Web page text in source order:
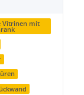
Vitrinen mit